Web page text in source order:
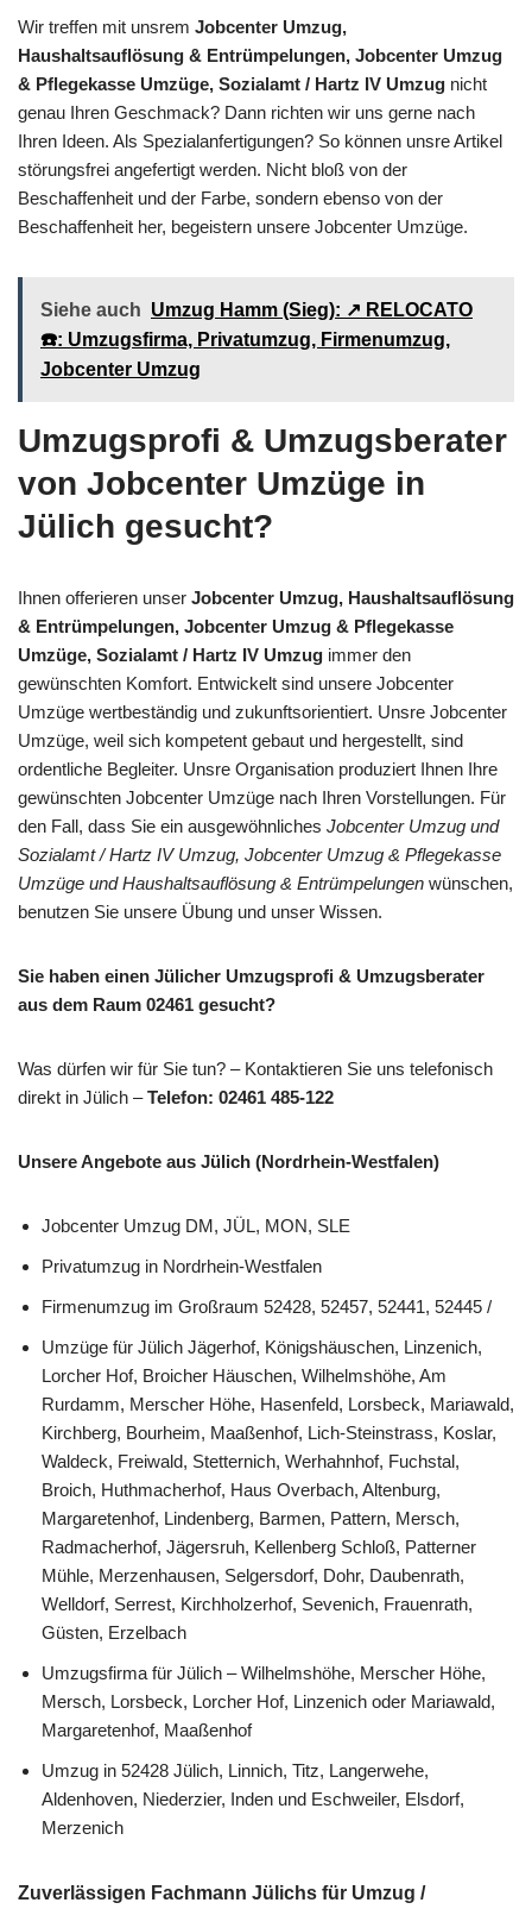
Wir treffen mit unsrem Jobcenter Umzug,
Haushaltsauflösung & Entrümpelungen, Jobcenter Umzug
& Pflegekasse Umzüge, Sozialamt / Hartz IV Umzug nicht
genau Ihren Geschmack? Dann richten wir uns gerne nach
Ihren Ideen. Als Spezialanfertigungen? So können unsre Artikel
störungsfrei angefertigt werden. Nicht bloß von der
Beschaffenheit und der Farbe, sondern ebenso von der
Beschaffenheit her, begeistern unsere Jobcenter Umzüge.
Siehe auch Umzug Hamm (Sieg): ↗️ RELOCATO
☎️: Umzugsfirma, Privatumzug, Firmenumzug,
Jobcenter Umzug
Umzugsprofi & Umzugsberater
von Jobcenter Umzüge in
Jülich gesucht?
Ihnen offerieren unser Jobcenter Umzug, Haushaltsauflösung
& Entrümpelungen, Jobcenter Umzug & Pflegekasse
Umzüge, Sozialamt / Hartz IV Umzug immer den
gewünschten Komfort. Entwickelt sind unsere Jobcenter
Umzüge wertbeständig und zukunftsorientiert. Unsre Jobcenter
Umzüge, weil sich kompetent gebaut und hergestellt, sind
ordentliche Begleiter. Unsre Organisation produziert Ihnen Ihre
gewünschten Jobcenter Umzüge nach Ihren Vorstellungen. Für
den Fall, dass Sie ein ausgewöhnliches Jobcenter Umzug und
Sozialamt / Hartz IV Umzug, Jobcenter Umzug & Pflegekasse
Umzüge und Haushaltsauflösung & Entrümpelungen wünschen,
benutzen Sie unsere Übung und unser Wissen.
Sie haben einen Jülicher Umzugsprofi & Umzugsberater
aus dem Raum 02461 gesucht?
Was dürfen wir für Sie tun? – Kontaktieren Sie uns telefonisch
direkt in Jülich –Telefon: 02461 485-122
Unsere Angebote aus Jülich (Nordrhein-Westfalen)
Jobcenter Umzug DM, JÜL, MON, SLE
Privatumzug in Nordrhein-Westfalen
Firmenumzug im Großraum 52428, 52457, 52441, 52445 /
Umzüge für Jülich Jägerhof, Königshäuschen, Linzenich,
Lorcher Hof, Broicher Häuschen, Wilhelmshöhe, Am
Rurdamm, Merscher Höhe, Hasenfeld, Lorsbeck, Mariawald,
Kirchberg, Bourheim, Maaßenhof, Lich-Steinstrass, Koslar,
Waldeck, Freiwald, Stetternich, Werhahnhof, Fuchstal,
Broich, Huthmacherhof, Haus Overbach, Altenburg,
Margaretenhof, Lindenberg, Barmen, Pattern, Mersch,
Radmacherhof, Jägersruh, Kellenberg Schloß, Patterner
Mühle, Merzenhausen, Selgersdorf, Dohr, Daubenrath,
Welldorf, Serrest, Kirchholzerhof, Sevenich, Frauenrath,
Güsten, Erzelbach
Umzugsfirma für Jülich – Wilhelmshöhe, Merscher Höhe,
Mersch, Lorsbeck, Lorcher Hof, Linzenich oder Mariawald,
Margaretenhof, Maaßenhof
Umzug in 52428 Jülich, Linnich, Titz, Langerwehe,
Aldenhoven, Niederzier, Inden und Eschweiler, Elsdorf,
Merzenich
Zuverlässigen Fachmann Jülichs für Umzug /